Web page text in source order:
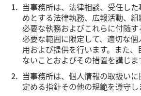
当事務所は、法律相談、受任し
めとする法律執務、広報活動、
必要な執務およびこれらに付随
必要な範囲に限定して、適切な
用および提供を行います。また
ないことおよびその措置を講じま
当事務所は、個人情報の取扱い
定める指針その他の規範を遵守し